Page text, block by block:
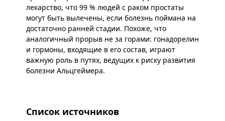
лекарство, что 99 % людей с раком простаты
могут быть вылечены, если болезнь поймана на
достаточно ранней стадии. Похоже, что
аналогичный прорыв не за горами: гонадорелин
и гормоны, входящие в его состав, играют
важную роль в путях, ведущих к риску развития
болезни Альцгеймера.
Список источников